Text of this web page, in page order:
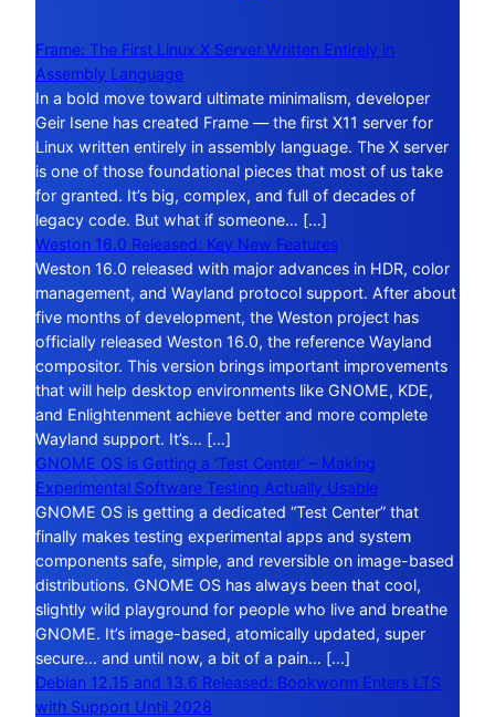
Frame: The First Linux X Server Written Entirely in
Assembly Language
In a bold move toward ultimate minimalism, developer
Geir Isene has created Frame — the first X11 server for
Linux written entirely in assembly language. The X server
is one of those foundational pieces that most of us take
for granted. It’s big, complex, and full of decades of
legacy code. But what if someone… […]
Weston 16.0 Released: Key New Features
Weston 16.0 released with major advances in HDR, color
management, and Wayland protocol support. After about
five months of development, the Weston project has
officially released Weston 16.0, the reference Wayland
compositor. This version brings important improvements
that will help desktop environments like GNOME, KDE,
and Enlightenment achieve better and more complete
Wayland support. It’s… […]
GNOME OS is Getting a ‘Test Center’ – Making
Experimental Software Testing Actually Usable
GNOME OS is getting a dedicated “Test Center” that
finally makes testing experimental apps and system
components safe, simple, and reversible on image-based
distributions. GNOME OS has always been that cool,
slightly wild playground for people who live and breathe
GNOME. It’s image-based, atomically updated, super
secure… and until now, a bit of a pain… […]
Debian 12.15 and 13.6 Released: Bookworm Enters LTS
with Support Until 2028